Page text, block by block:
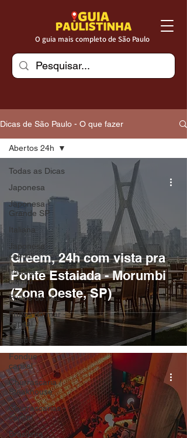
O guia mais completo de São Paulo
Dicas de São Paulo - O que fazer
Todas as Dicas
Japonesa
Japonesa -
Grande SP
Italiana
Japonesa -
capital
Italiana -
capital
Frutos do mar
Frutos do mar -
capital
Fondue
Fondue -
capital
Churrascaria /
Steakhouse
Churrascarias -
capital
Brasileira
Abertos 24h
Greem, 24h com vista pra
Ponte Estaiada - Morumbi
(Zona Oeste, SP)